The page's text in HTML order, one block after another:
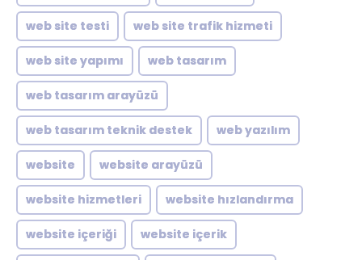
web site testi web site trafik hizmeti
web site yapımı web tasarım
web tasarım arayüzü
web tasarım teknik destek web yazılım
website website arayüzü
website hizmetleri website hızlandırma
website içeriği website içerik